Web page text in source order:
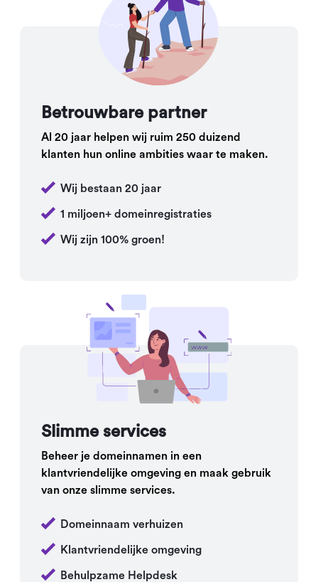
Betrouwbare partner
Al 20 jaar helpen wij ruim 250 duizend
klanten hun online ambities waar te maken.
Wij bestaan 20 jaar
1 miljoen+ domeinregistraties
Wij zijn 100% groen!
Slimme services
Beheer je domeinnamen in een
klantvriendelijke omgeving en maak gebruik
van onze slimme services.
Domeinnaam verhuizen
Klantvriendelijke omgeving
Behulpzame Helpdesk